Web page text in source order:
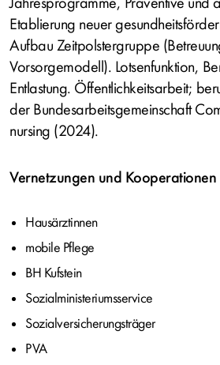
Etablierung neuer
Aufbau Zeitpolstergruppe
Vorsorgemodell). Lotsenfunktion,
Entlastung. Öffentlichkeitsarbeit;
der Bundesarbeitsgemeinschaft
nursing (2024).
Vernetzungen und Kooperationen
Hausärztinnen
mobile Pflege
BH Kufstein
Sozialministeriumsservice
Sozialversicherungsträger
PVA